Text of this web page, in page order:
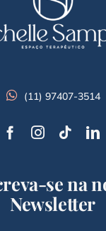
(11) 97407-3514
se na
Newsletter